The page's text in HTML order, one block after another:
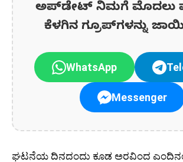
ಅಪ್‌ಡೇಟ್‌ ನಿಮಗೆ ಮೊದಲು
ಕೆಳಗಿನ ಗ್ರೂಪ್‌ಗಳನ್ನು
WhatsApp
Messenger
ಘಟನೆಯ ದಿನದಂದು ಕೂಡ ಅರವಿಂದ ಎಂದಿನಂತೆ